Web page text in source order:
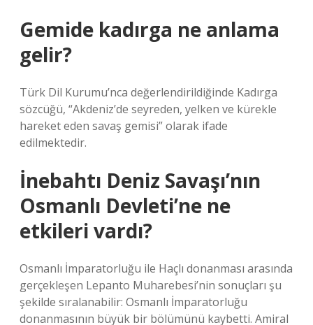
Gemide kadırga ne anlama
gelir?
Türk Dil Kurumu’nca değerlendirildiğinde Kadırga
sözcüğü, “Akdeniz’de seyreden, yelken ve kürekle
hareket eden savaş gemisi” olarak ifade
edilmektedir.
İnebahtı Deniz Savaşı’nın
Osmanlı Devleti’ne ne
etkileri vardı?
Osmanlı İmparatorluğu ile Haçlı donanması arasında
gerçekleşen Lepanto Muharebesi’nin sonuçları şu
şekilde sıralanabilir: Osmanlı İmparatorluğu
donanmasının büyük bir bölümünü kaybetti. Amiral